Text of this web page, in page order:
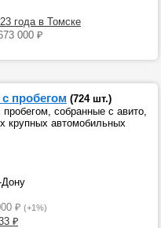
года в Томске
000 ₽
пробегом (724 шт.)
собранные с авито,
крупных автомобильных
Дону
₽ (+1%)
₽